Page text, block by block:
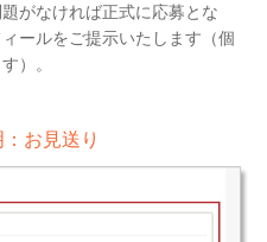
がなければ正式に応募とな
ールをご提示いたします（個
）。
お見送り